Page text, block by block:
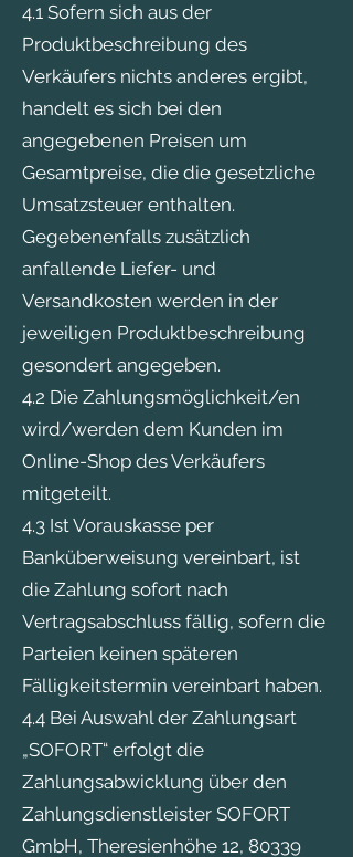
4.1 Sofern sich aus der
Produktbeschreibung des
Verkäufers nichts anderes ergibt,
handelt es sich bei den
angegebenen Preisen um
Gesamtpreise, die die gesetzliche
Umsatzsteuer enthalten.
Gegebenenfalls zusätzlich
anfallende Liefer- und
Versandkosten werden in der
jeweiligen Produktbeschreibung
gesondert angegeben.
4.2 Die Zahlungsmöglichkeit/en
wird/werden dem Kunden im
Online-Shop des Verkäufers
mitgeteilt.
4.3 Ist Vorauskasse per
Banküberweisung vereinbart, ist
die Zahlung sofort nach
Vertragsabschluss fällig, sofern die
Parteien keinen späteren
Fälligkeitstermin vereinbart haben.
4.4 Bei Auswahl der Zahlungsart
„SOFORT“ erfolgt die
Zahlungsabwicklung über den
Zahlungsdienstleister SOFORT
GmbH, Theresienhöhe 12, 80339